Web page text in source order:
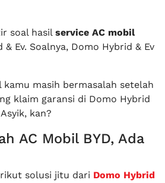
soal hasil service AC mobil
Ev. Soalnya, Domo Hybrid & Ev
kamu masih bermasalah setelah
klaim garansi di Domo Hybrid
kan?
AC Mobil BYD, Ada
solusi jitu dari Domo Hybrid